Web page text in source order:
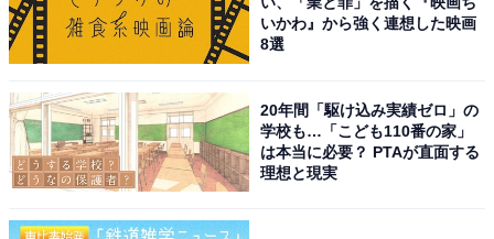
View this post on Instagram
いかわ』から強く連想した映画
8選
20年間「駆け込み実績ゼロ」の
学校も…「こども110番の家」
は本当に必要？ PTAが直面する
理想と現実